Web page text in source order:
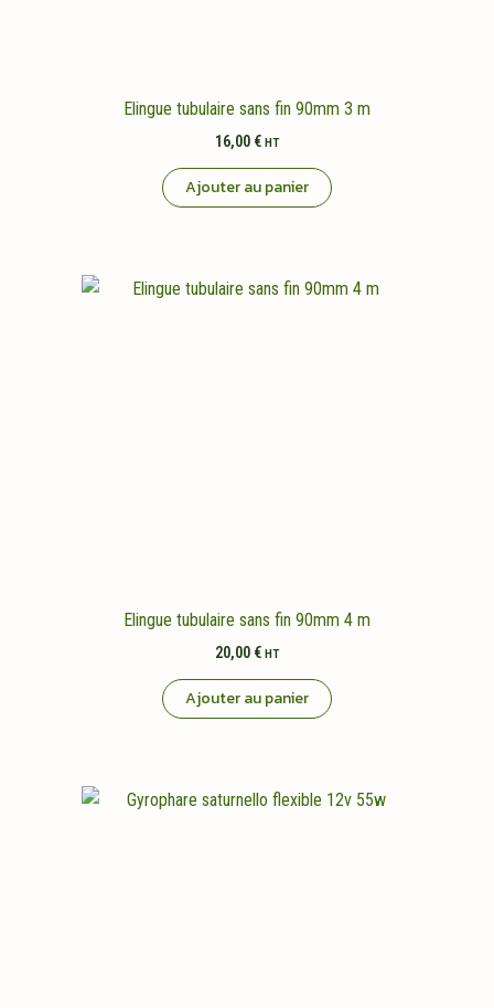
Elingue tubulaire sans fin 90mm 3 m
16,00 € HT
Ajouter au panier
Elingue tubulaire sans fin 90mm 4 m
20,00 € HT
Ajouter au panier